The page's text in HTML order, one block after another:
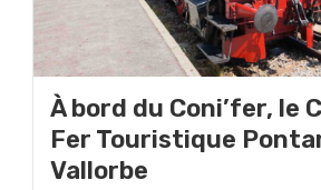
À bord du Coni’fer, le
Fer Touristique
Vallorbe